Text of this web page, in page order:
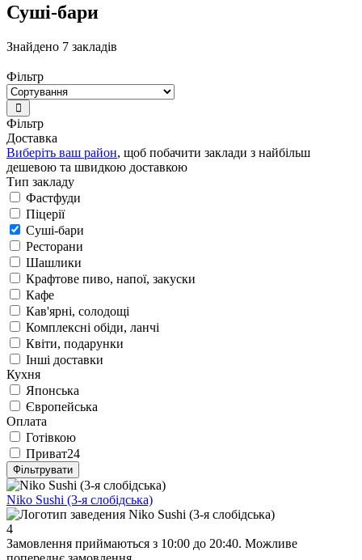
Суші-бари
Знайдено 7 закладів
Фільтр
Фільтр
Доставка
Виберіть ваш район, щоб побачити заклади з найбільш
дешевою та швидкою доставкою
Тип закладу
Фастфуди
Піцерії
Суші-бари
Ресторани
Шашлики
Крафтове пиво, напої, закуски
Кафе
Кав'ярні, солодощі
Комплексні обіди, ланчі
Квіти, подарунки
Інші доставки
Кухня
Японська
Європейська
Оплата
Готівкою
Приват24
Фільтрувати
Niko Sushi (3-я слобідська)
4
Замовлення приймаються з 10:00 до 20:40. Можливе